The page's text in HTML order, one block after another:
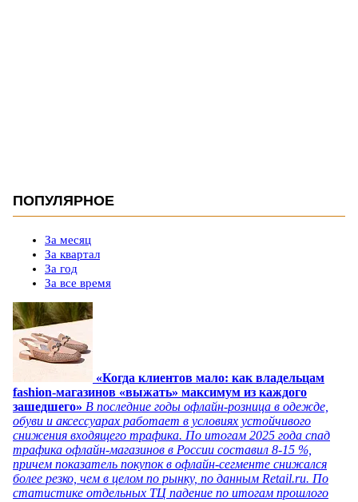
ПОПУЛЯРНОЕ
За месяц
За квартал
За год
За все время
«Когда клиентов мало: как владельцам
fashion-магазинов «выжать» максимум из каждого
зашедшего» В последние годы офлайн-розница в одежде,
обуви и аксессуарах работает в условиях устойчивого
снижения входящего трафика. По итогам 2025 года спад
трафика офлайн-магазинов в России составил 8-15 %,
причем показатель покупок в офлайн-сегменте снижался
более резко, чем в целом по рынку, по данным Retail.ru. По
статистике отдельных ТЦ падение по итогам прошлого